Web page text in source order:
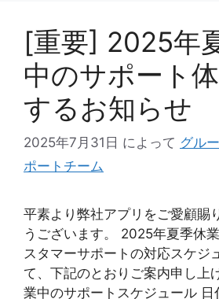
[重要] 2025年
中のサポート
するお知らせ
2025年7月31日 によって グル
ポートチーム
平素より弊社アプリをご愛顧賜
うございます。 2025年夏季休
スタマーサポートの対応スケジ
て、下記のとおりご案内申し上
業中のサポートスケジュール